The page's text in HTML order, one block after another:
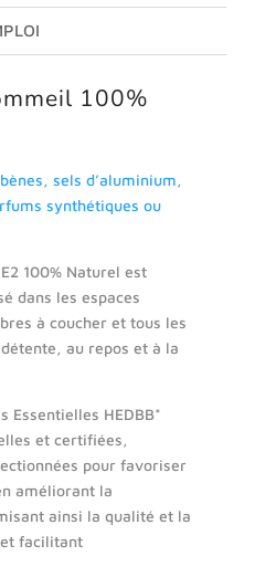
100%
sels d’aluminium,
synthétiques ou
100% Naturel est
dans les espaces
à coucher et tous les
au repos et à la
Essentielles HEDBB*
et certifiées,
pour favoriser
améliorant la
ainsi la qualité et la
facilitant